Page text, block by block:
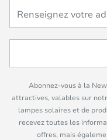
Abonnez-vous à la
attractives, valables sur
lampes solaires et de
recevez toutes les
offres, mais